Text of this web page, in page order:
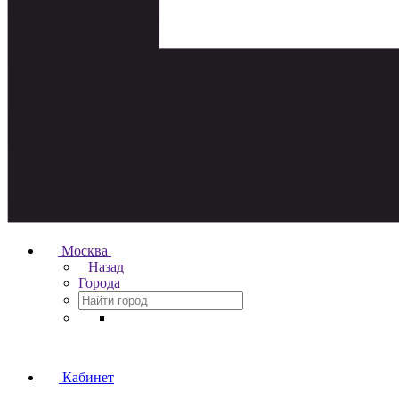
Москва
Назад
Города
Кабинет